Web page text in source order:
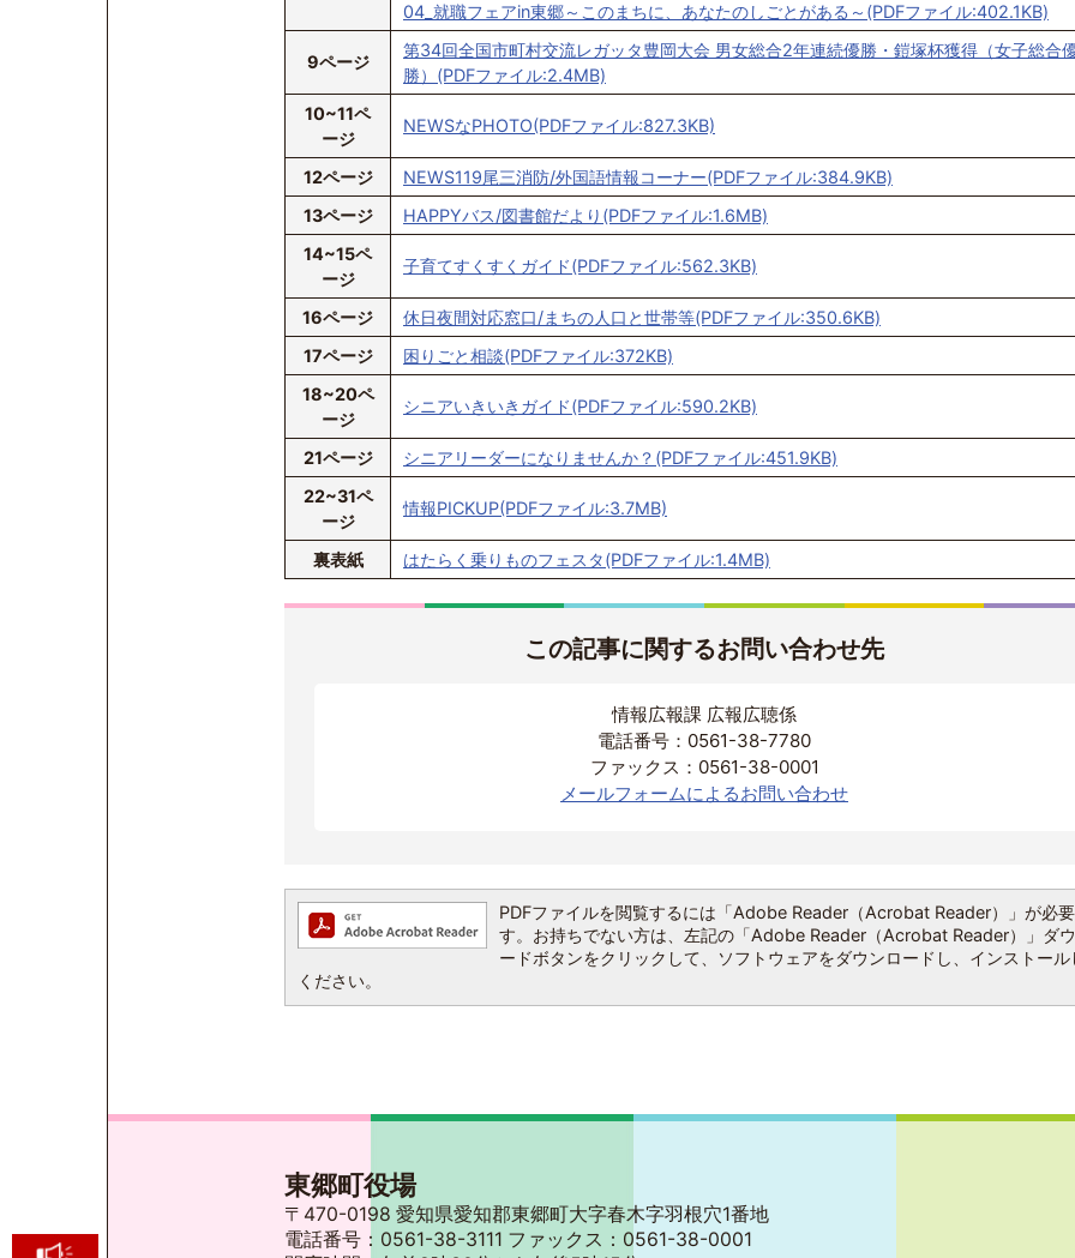
04_就職フェアin東郷～このまちに、あなたのしごとがある～(PDFファイル:402.1KB)
9ページ
第34回全国市町村交流レガッタ豊岡大会 男女総合2年連続優勝・鎧塚杯獲得（女子総合
勝）(PDFファイル:2.4MB)
10~11ペ
ージ
NEWSなPHOTO(PDFファイル:827.3KB)
12ページ
NEWS119尾三消防/外国語情報コーナー(PDFファイル:384.9KB)
13ページ
HAPPYバス/図書館だより(PDFファイル:1.6MB)
14~15ペ
ージ
子育てすくすくガイド(PDFファイル:562.3KB)
16ページ
休日夜間対応窓口/まちの人口と世帯等(PDFファイル:350.6KB)
17ページ
困りごと相談(PDFファイル:372KB)
18~20ペ
ージ
シニアいきいきガイド(PDFファイル:590.2KB)
21ページ
シニアリーダーになりませんか？(PDFファイル:451.9KB)
22~31ペ
ージ
情報PICKUP(PDFファイル:3.7MB)
裏表紙 はたらく乗りものフェスタ(PDFファイル:1.4MB)
この記事に関するお問い合わせ先
情報広報課 広報広聴係
電話番号：0561-38-7780
ファックス：0561-38-0001
メールフォームによるお問い合わせ
PDFファイルを閲覧するには「Adobe Reader（Acrobat Reader）」が必
す。お持ちでない方は、左記の「Adobe Reader（Acrobat Reader）」ダ
ードボタンをクリックして、ソフトウェアをダウンロードし、インストール
ください。
東郷町役場
〒470-0198 愛知県愛知郡東郷町大字春木字羽根穴1番地
電話番号：0561-38-3111 ファックス：0561-38-0001